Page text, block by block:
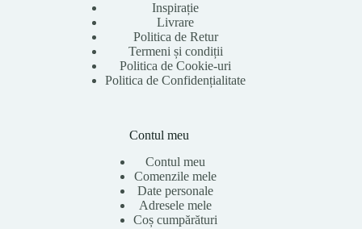
Inspirație
Livrare
Politica de Retur
Termeni și condiții
Politica de Cookie-uri
Politica de Confidențialitate
Contul meu
Contul meu
Comenzile mele
Date personale
Adresele mele
Coș cumpărături